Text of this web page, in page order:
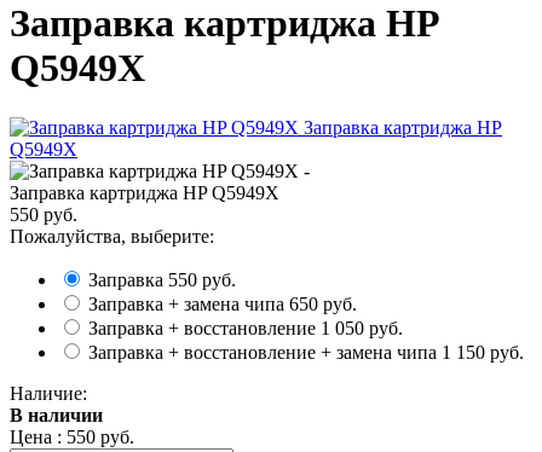
Заправка картриджа HP
Q5949X
Заправка картриджа HP Q5949X
550 руб.
Пожалуйства, выберите:
Заправка 550 руб.
Заправка + замена чипа 650 руб.
Заправка + восстановление 1 050 руб.
Заправка + восстановление + замена чипа 1 150 руб.
Наличие:
В наличии
Цена : 550 руб.